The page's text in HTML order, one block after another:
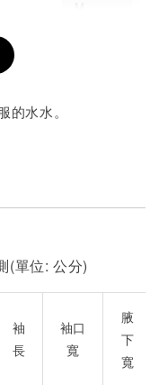
-
水水。
(單位: 公分)
袖
長
袖口
寬
腋
下
寬